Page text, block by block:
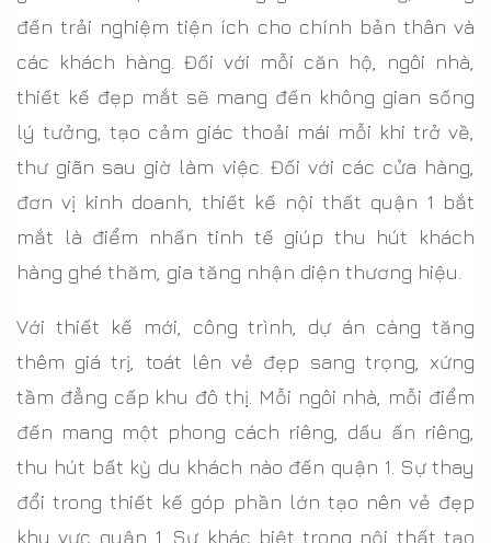
đến trải nghiệm tiện ích cho chính bản thân và
các khách hàng. Đối với mỗi căn hộ, ngôi nhà,
thiết kế đẹp mắt sẽ mang đến không gian sống
lý tưởng, tạo cảm giác thoải mái mỗi khi trở về,
thư giãn sau giờ làm việc. Đối với các cửa hàng,
đơn vị kinh doanh, thiết kế nội thất quận 1 bắt
mắt là điểm nhấn tinh tế giúp thu hút khách
hàng ghé thăm, gia tăng nhận diện thương hiệu.
Với thiết kế mới, công trình, dự án càng tăng
thêm giá trị, toát lên vẻ đẹp sang trọng, xứng
tầm đẳng cấp khu đô thị. Mỗi ngôi nhà, mỗi điểm
đến mang một phong cách riêng, dấu ấn riêng,
thu hút bất kỳ du khách nào đến quận 1. Sự thay
đổi trong thiết kế góp phần lớn tạo nên vẻ đẹp
khu vực quận 1. Sự khác biệt trong nội thất tạo